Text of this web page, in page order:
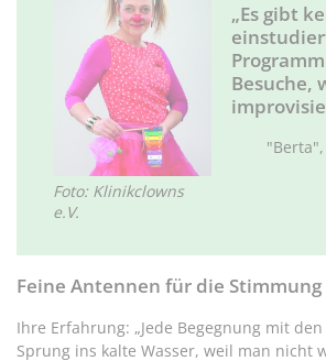
Foto: Klinikclowns
e.V.
„Es gibt
Besuche,
Feine Antennen für die Stimmung
Ihre Erfahrung: „Jede Begegnung mit
Sprung ins kalte Wasser, weil man nicht